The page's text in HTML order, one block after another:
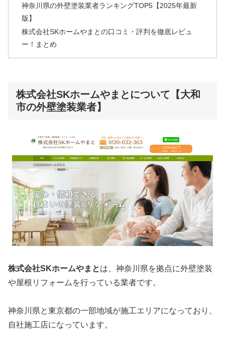
神奈川県の外壁塗装業者ランキングTOP5【2025年最新
版】
株式会社SKホームやまとの口コミ・評判を徹底レビュ
ー！まとめ
株式会社SKホームやまとについて【大和
市の外壁塗装業者】
株式会社SKホームやまとは、神奈川県を拠点に外壁塗装
や屋根リフォームを行っている業者です。
神奈川県と東京都の一部地域が施工エリアになっており、
自社施工店になっています。